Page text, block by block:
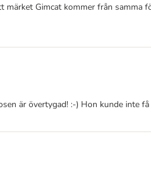
Gimcat kommer från samma
är övertygad! :-) Hon kunde inte